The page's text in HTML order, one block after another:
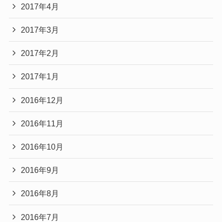
2017年4月
2017年3月
2017年2月
2017年1月
2016年12月
2016年11月
2016年10月
2016年9月
2016年8月
2016年7月